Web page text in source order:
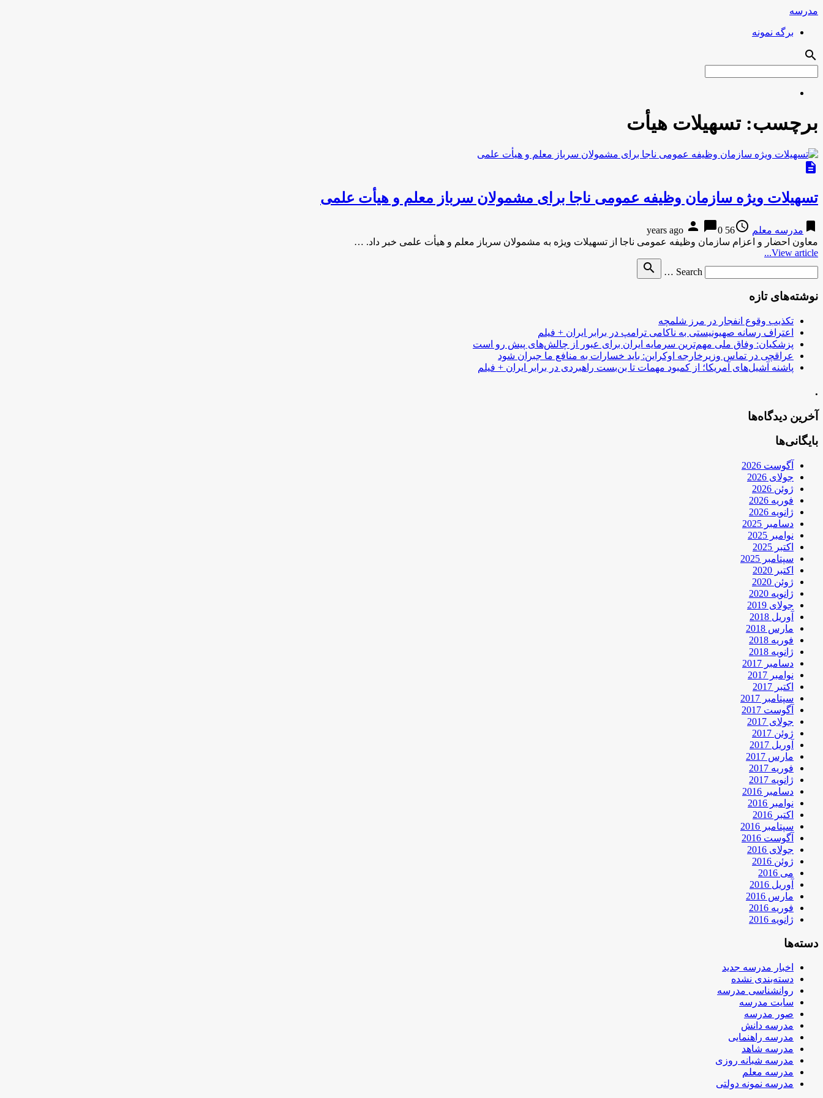
مدرسه
برگه نمونه
search
برچسب:تسهیلات هیأت
description
تسهیلات ویژه سازمان وظیفه عمومی ناجا برای مشمولان سرباز معلم و هیأت علمی
bookmark مدرسه معلم access_time
56 years ago
person chat_bubble0
معاون احضار و اعزام سازمان وظیفه عمومی ناجا از تسهیلات ویژه به مشمولان سرباز معلم و هیأت علمی خبر داد. …
View article...
Search …
search
نوشته‌های تازه
تکذیب وقوع انفجار در مرز شلمچه
اعتراف رسانه صهیونیستی به ناکامی ترامپ در برابر ایران + فیلم
پزشکیان: وفاق ملی مهم‌ترین سرمایه ایران برای عبور از چالش‌های پیش رو است
عراقچی در تماس وزیرخارجه اوکراین: باید خسارات به منافع ما جبران شود
پاشنه آشیل‌های آمریکا؛ از کمبود مهمات تا بن‌بست راهبردی در برابر ایران + فیلم
.
آخرین دیدگاه‌ها
بایگانی‌ها
آگوست 2026
جولای 2026
ژوئن 2026
فوریه 2026
ژانویه 2026
دسامبر 2025
نوامبر 2025
اکتبر 2025
سپتامبر 2025
اکتبر 2020
ژوئن 2020
ژانویه 2020
جولای 2019
آوریل 2018
مارس 2018
فوریه 2018
ژانویه 2018
دسامبر 2017
نوامبر 2017
اکتبر 2017
سپتامبر 2017
آگوست 2017
جولای 2017
ژوئن 2017
آوریل 2017
مارس 2017
فوریه 2017
ژانویه 2017
دسامبر 2016
نوامبر 2016
اکتبر 2016
سپتامبر 2016
آگوست 2016
جولای 2016
ژوئن 2016
می 2016
آوریل 2016
مارس 2016
فوریه 2016
ژانویه 2016
دسته‌ها
اخبار مدرسه جدید
دسته‌بندی نشده
روانشناسی مدرسه
سایت مدرسه
صور مدرسه
مدرسه دانش
مدرسه راهنمایی
مدرسه شاهد
مدرسه شبانه روزی
مدرسه معلم
مدرسه نمونه دولتی